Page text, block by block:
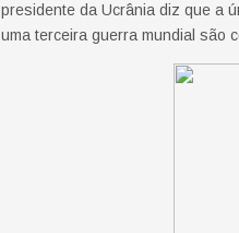
presidente da Ucrânia diz que a
uma terceira guerra mundial são